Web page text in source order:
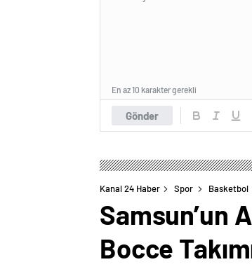
Gönder
En az 10 karakter gerekli
Kanal 24 Haber Spor Basketbol
Samsun’un
Bocce